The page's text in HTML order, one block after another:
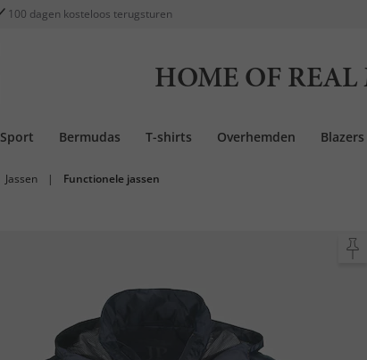
100 dagen kosteloos terugsturen
HOME OF REAL
Sport Bermudas T-shirts Overhemden Blazers
Jassen | Functionele jassen